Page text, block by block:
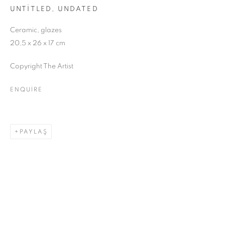
UNTITLED , UNDATED
Ceramic, glazes
20,5 x 26 x 17 cm
Copyright The Artist
ENQUIRE
PAYLAŞ